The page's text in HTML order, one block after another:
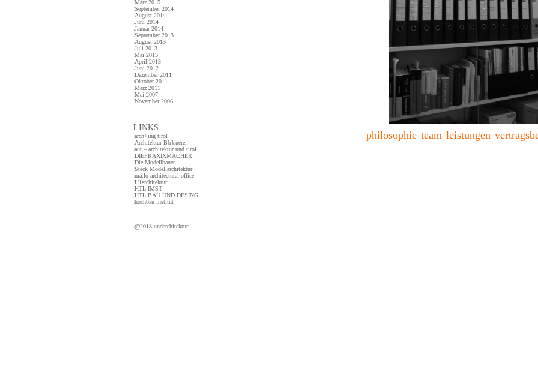
März 2015
September 2014
August 2014
Juni 2014
Januar 2014
September 2013
August 2013
Juli 2013
Mai 2013
April 2013
Juni 2012
Dezember 2011
Oktober 2011
März 2011
Mai 2007
November 2006
LINKS
arch+ing tirol
Architektur B[r]auerei
aut – architektur und tirol
DIEPRAXIXMACHER
Die Modellbauer
Steck Modellarchitektur
ma.lo architectural office
U1architektur
HTL-IMST
HTL BAU UND DESING
hochbau institut
@2018 undarchitektur
philosophie team leistungen